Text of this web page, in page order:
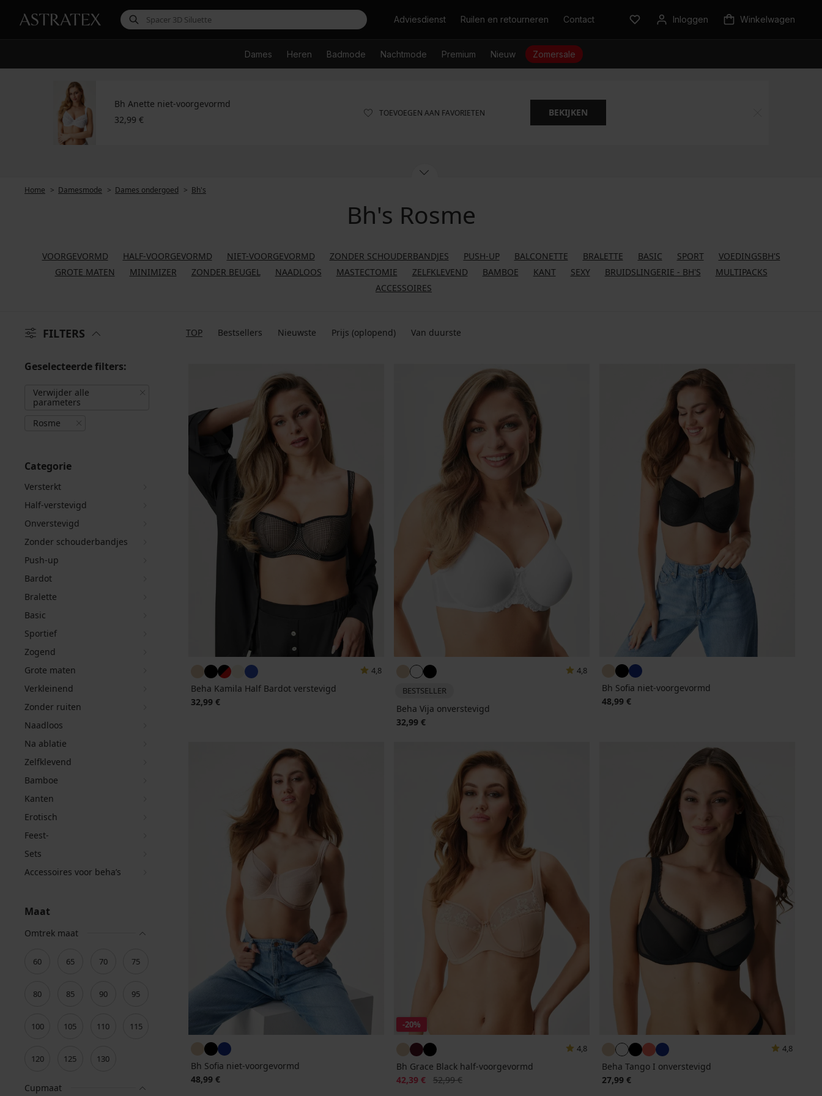
ZoekenAdviesdienst Ruilen en retourneren Contact Inloggen Winkelwagen
Dames Heren Badmode Nachtmode Premium Nieuw Zomersale
Bh Anette niet-voorgevormd
32,99 €
TOEVOEGEN AAN FAVORIETEN BEKIJKEN
Home Damesmode Dames ondergoed Bh's
Bh's Rosme
VOORGEVORMD HALF-VOORGEVORMD NIET-VOORGEVORMD ZONDER SCHOUDERBANDJES PUSH-UP BALCONETTE BRALETTE BASIC SPORT
VOEDINGSBH'S
GROTE MATEN
MINIMIZER ZONDER BEUGEL NAADLOOS MASTECTOMIE ZELFKLEVEND BAMBOE KANT SEXY BRUIDSLINGERIE - BH'S
MULTIPACKS
ACCESSOIRES
FILTERS TOP Bestsellers Nieuwste Prijs (oplopend) Van duurste
Geselecteerde filters:
Verwijder alle
parameters
Rosme
Categorie
Versterkt
Half-verstevigd
Onverstevigd
Zonder schouderbandjes
Push-up
Bardot
Bralette
Basic
Sportief
Zogend
Grote maten
Verkleinend
Zonder ruiten
Naadloos
Na ablatie
Zelfklevend
Bamboe
Kanten
Erotisch
Feest-
Sets
Accessoires voor beha’s
Maat
Omtrek maat
60 65 70 75
80 85 90 95
100 105 110 115
120 125 130
Cupmaat
4,8
Beha Kamila Half Bardot verstevigd
32,99 €
4,8
BESTSELLER
Beha Vija onverstevigd
32,99 €
Bh Sofia niet-voorgevormd
48,99 €
Bh Sofia niet-voorgevormd
48,99 €
-20%
4,8
Bh Grace Black half-voorgevormd
Korting
42,39 € Oorspronkelijke prijs
52,99 €
4,8
Beha Tango I onverstevigd
27,99 €